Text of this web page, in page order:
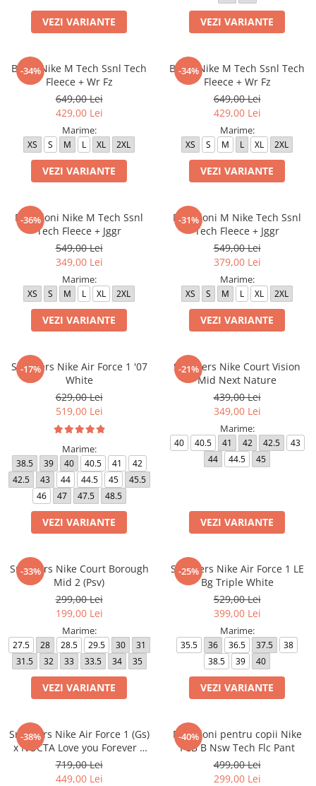
Pantaloni lungi fotbal copii
Imbracaminte fotbal femei
Tricouri fotbal femei
Sorturi fotbal femei
Pantaloni lungi fotbal femei
Echipament portar
VEZI VARIANTE VEZI VARIANTE
-34%
Bluza Nike M Tech Ssnl Tech
Fleece + Wr Fz
649,00 Lei
429,00 Lei
Marime:
XS S M L XL 2XL
VEZI VARIANTE
-34%
Bluza Nike M Tech Ssnl Tech
Fleece + Wr Fz
649,00 Lei
429,00 Lei
Marime:
XS S M L XL 2XL
VEZI VARIANTE
-36%
Pantaloni Nike M Tech Ssnl
Tech Fleece + Jggr
549,00 Lei
349,00 Lei
Marime:
XS S M L XL 2XL
VEZI VARIANTE
-31%
Pantaloni M Nike Tech Ssnl
Tech Fleece + Jggr
549,00 Lei
379,00 Lei
Marime:
XS S M L XL 2XL
VEZI VARIANTE
-17%
Sneakers Nike Air Force 1 '07
White
629,00 Lei
519,00 Lei
Marime:
38.5 39 40 40.5 41
42
42.5
43 44 44.5 45
45.5
46
47 47.5 48.5
VEZI VARIANTE
-21%
Sneakers Nike Court Vision
Mid Next Nature
439,00 Lei
349,00 Lei
Marime:
40 40.5 41 42 42.5
43
44
44.5 45
VEZI VARIANTE
-33%
Sneakers Nike Court Borough
Mid 2 (Psv)
299,00 Lei
199,00 Lei
Marime:
27.5 28 28.5 29.5 30
31
31.5
32 33 33.5 34 35
VEZI VARIANTE
-25%
Sneakers Nike Air Force 1 LE
Bg Triple White
529,00 Lei
399,00 Lei
Marime:
35.5 36 36.5 37.5
38
38.5
39 40
VEZI VARIANTE
-38%
Sneakers Nike Air Force 1 (Gs)
x NOCTA Love you Forever X
Drake
719,00 Lei
449,00 Lei
-40%
Pantaloni pentru copii Nike
FCB B Nsw Tech Flc Pant
499,00 Lei
299,00 Lei